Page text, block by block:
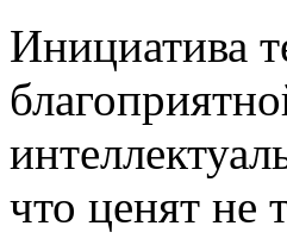
Инициатива
что ценят не